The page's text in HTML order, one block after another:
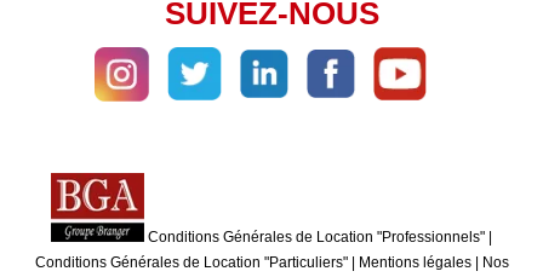
SUIVEZ-NOUS
Conditions Générales de Location "Professionnels" |
Conditions Générales de Location "Particuliers"| Mentions légales| Nos